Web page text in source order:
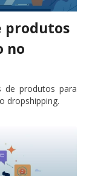
produtos
no
de produtos para
dropshipping.